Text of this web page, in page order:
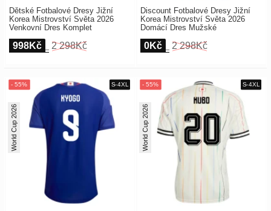
Dětské Fotbalové Dresy Jižní
Korea Mistrovství Světa 2026
Venkovní Dres Komplet
998Kč 2 298Kč
Discount Fotbalové Dresy Jižní
Korea Mistrovství Světa 2026
Domácí Dres Mužské
0Kč 2 298Kč
World Cup 2026 World Cup 2026